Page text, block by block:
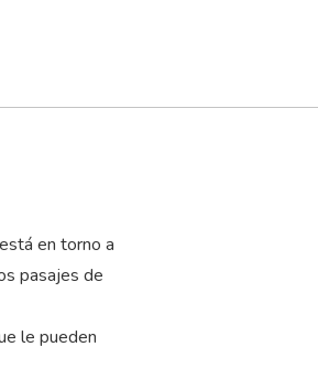
en torno a
pasajes de
le pueden